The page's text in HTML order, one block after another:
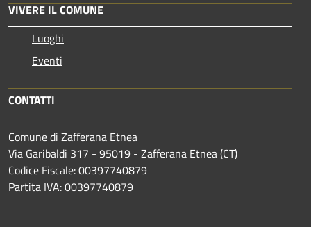
VIVERE IL COMUNE
Luoghi
Eventi
CONTATTI
Comune di Zafferana Etnea
Via Garibaldi 317 - 95019 - Zafferana Etnea (CT)
Codice Fiscale: 00397740879
Partita IVA: 00397740879